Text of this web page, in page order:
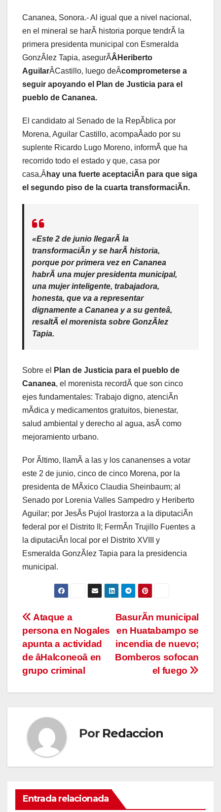
Cananea, Sonora.- Al igual que a nivel nacional,
en el mineral se harÃ historia porque tendrÃ la
primera presidenta municipal con Esmeralda
GonzÃlez Tapia, asegurÃÂHeriberto
AguilarÂCastillo, luego deÂcomprometerse a
seguir apoyando el Plan de Justicia para el
pueblo de Cananea.
El candidato al Senado de la RepÃblica por
Morena, Aguilar Castillo, acompaÃado por su
suplente Ricardo Lugo Moreno, informÃ que ha
recorrido todo el estado y que, casa por
casa,Â hay una fuerte aceptaciÃn para que siga
el segundo piso de la cuarta transformaciÃn.
«Este 2 de junio llegarÃ la
transformaciÃn y se harÃ historia,
porque por primera vez en Cananea
habrÃ una mujer presidenta municipal,
una mujer inteligente, trabajadora,
honesta, que va a representar
dignamente a Cananea y a su genteâ,
resaltÃ el morenista sobre GonzÃlez
Tapia.
Sobre el
Plan de Justicia para el pueblo de
Cananea, el morenista recordÃ que son cinco
ejes fundamentales: Trabajo digno, atenciÃn
mÃdica y medicamentos gratuitos, bienestar,
salud ambiental y derecho al agua, asÃ como
mejoramiento urbano.
Por Ãltimo, llamÃ a las y los cananenses a votar
este 2 de junio, cinco de cinco Morena, por la
presidenta de MÃxico Claudia Sheinbaum; al
Senado por Lorenia Valles Sampedro y Heriberto
Aguilar; por JesÃs Pujol Irastorza a la diputaciÃn
federal por el Distrito II; FermÃn Trujillo Fuentes a
la diputaciÃn local por el Distrito XVIII y
Esmeralda GonzÃlez Tapia para la presidencia
municipal.
Navegación
de
entradas
BasurÃn municipal
en Huatabampo se
incendia de nuevo;
Bomberos sofocan
el fuego
Ataque a
persona en Nogales
apunta a actividad
de âHalconeoâ en
grupo criminal
Por Redaccion
Entrada relacionada